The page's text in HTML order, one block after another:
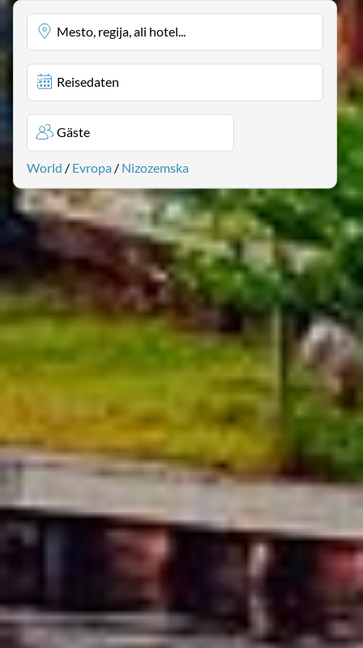
Mesto, regija, ali hotel...
Reisedaten
Gäste
World / Evropa / Nizozemska